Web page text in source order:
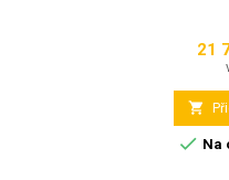
21

 Na